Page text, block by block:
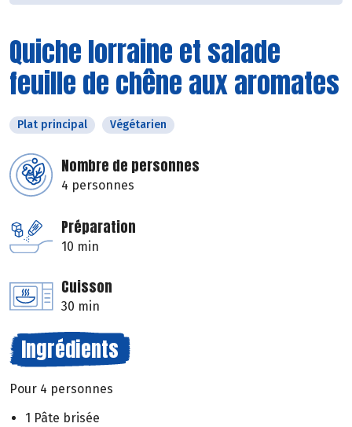
Quiche lorraine et salade
feuille de chêne aux aromates
Plat principal Végétarien
Nombre de personnes
4 personnes
Préparation
10 min
Cuisson
30 min
Ingrédients
Pour 4 personnes
1 Pâte brisée